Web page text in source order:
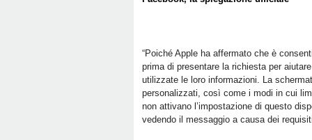
“Poiché Apple ha affermato che è
prima di presentare la richiesta per
utilizzate le loro informazioni. La
personalizzati, così come i modi in cui
non attivano l’impostazione di questo
vedendo il messaggio a causa dei